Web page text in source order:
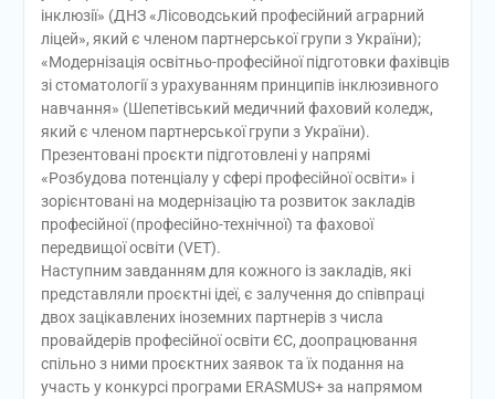
інклюзії» (ДНЗ «Лісоводський професійний аграрний
ліцей», який є членом партнерської групи з України);
«Модернізація освітньо-професійної підготовки фахівців
зі стоматології з урахуванням принципів інклюзивного
навчання» (Шепетівський медичний фаховий коледж,
який є членом партнерської групи з України).
Презентовані проєкти підготовлені у напрямі
«Розбудова потенціалу у сфері професійної освіти» і
зорієнтовані на модернізацію та розвиток закладів
професійної (професійно-технічної) та фахової
передвищої освіти (VET).
Наступним завданням для кожного із закладів, які
представляли проєктні ідеї, є залучення до співпраці
двох зацікавлених іноземних партнерів з числа
провайдерів професійної освіти ЄС, доопрацювання
спільно з ними проєктних заявок та їх подання на
участь у конкурсі програми ERASMUS+ за напрямом